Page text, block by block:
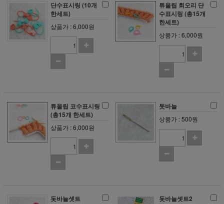
단수표시링 (10개
한세트)
상품가 : 6,000원
튜울립 회오리 단
수표시링 (총15개
한세트)
상품가 : 6,000원
튜울립 코수표시링
(총15개 한세트)
상품가 : 6,000원
돗바늘
상품가 : 500원
돗바늘셋트 돗바늘셋트2